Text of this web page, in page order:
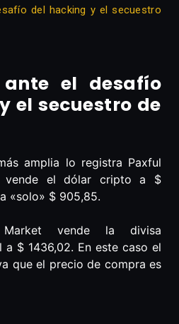
ante el desafío
el secuestro de
amplia lo registra Paxful
vende el dólar cripto a $
«solo» $ 905,85.
Market vende la divisa
a $ 1436,02. En este caso el
que el precio de compra es